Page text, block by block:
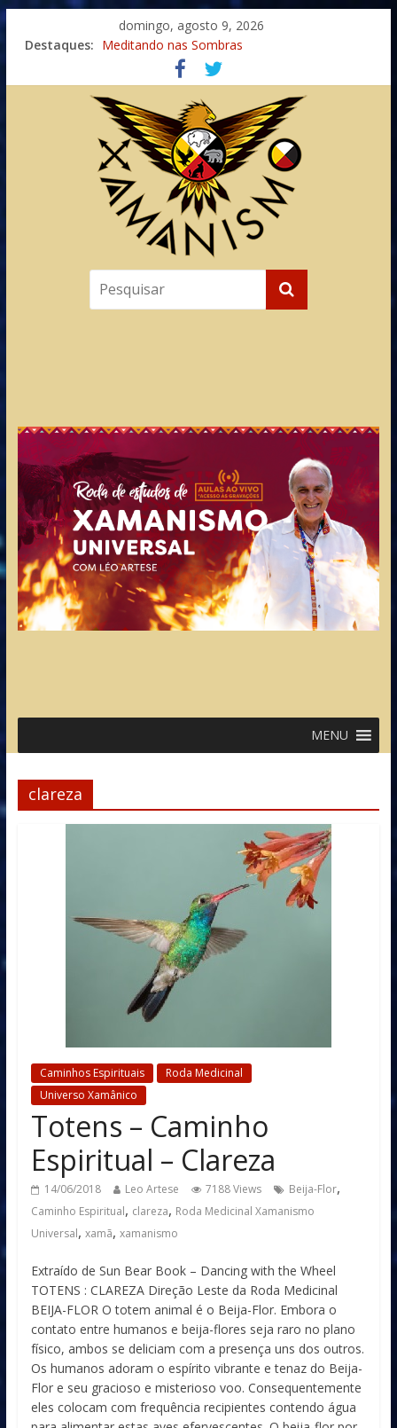
domingo, agosto 9, 2026
Destaques: Meditando nas Sombras
Autosuficiência: A Jornada do Espírito Ancestral
Xamanismo Universal
Totens – Caminho Espiritual – Crescimento
Imaginação na Cura
MENU
clareza
Caminhos Espirituais
Roda Medicinal
Universo Xamânico
Totens – Caminho
Espiritual – Clareza
14/06/2018 Leo Artese 7188 Views Beija-Flor,
Caminho Espiritual, clareza, Roda Medicinal Xamanismo
Universal, xamã, xamanismo
Extraído de Sun Bear Book – Dancing with the Wheel
TOTENS : CLAREZA Direção Leste da Roda Medicinal
BEIJA-FLOR O totem animal é o Beija-Flor. Embora o
contato entre humanos e beija-flores seja raro no plano
físico, ambos se deliciam com a presença uns dos outros.
Os humanos adoram o espírito vibrante e tenaz do Beija-
Flor e seu gracioso e misterioso voo. Consequentemente
eles colocam com frequência recipientes contendo água